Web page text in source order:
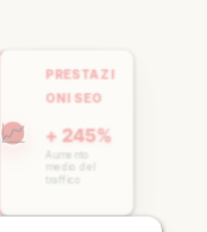
📈
PRESTAZI
ONI SEO
+ 245%
Aumento
medio del
traffico